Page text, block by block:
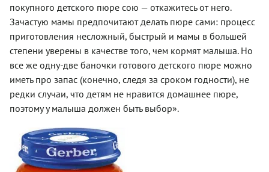
покупного детского пюре сою — откажитесь от него.
Зачастую мамы предпочитают делать пюре сами: процесс
приготовления несложный, быстрый и мамы в большей
степени уверены в качестве того, чем кормят малыша. Но
все же одну-две баночки готового детского пюре можно
иметь про запас (конечно, следя за сроком годности), не
редки случаи, что детям не нравится домашнее пюре,
поэтому у малыша должен быть выбор».